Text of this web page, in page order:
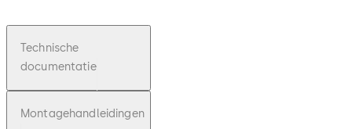
Technische
documentatie
Montagehandleidingen